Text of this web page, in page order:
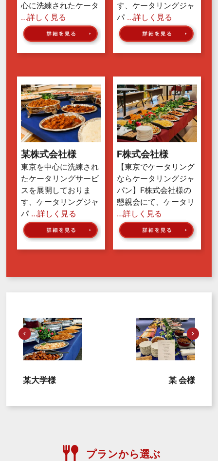
心に洗練されたケータ
…詳しく見る
す、ケータリングジャ
パ …詳しく見る
某株式会社様
東京を中心に洗練され
たケータリングサービ
スを展開しておりま
す、ケータリングジャ
パ …詳しく見る
F株式会社様
【東京でケータリング
ならケータリングジャ
パン】F株式会社様の
懇親会にて、ケータリ
…詳しく見る
某大学様 某 会様
プランから選ぶ